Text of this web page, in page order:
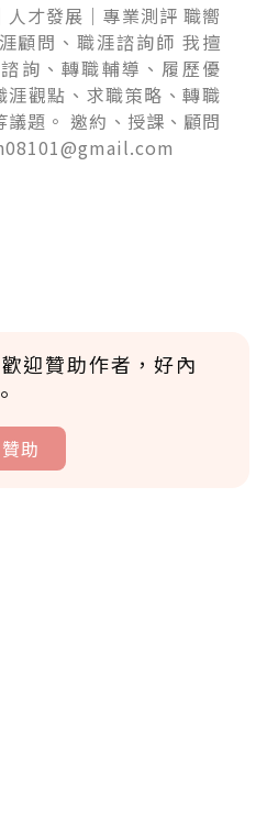
才發展｜專業測評 職嚮
顧問、職涯諮詢師 我擅
詢、轉職輔導、履歷優
觀點、求職策略、轉職
題。 邀約、授課、顧問
迎贊助作者，好內
贊助